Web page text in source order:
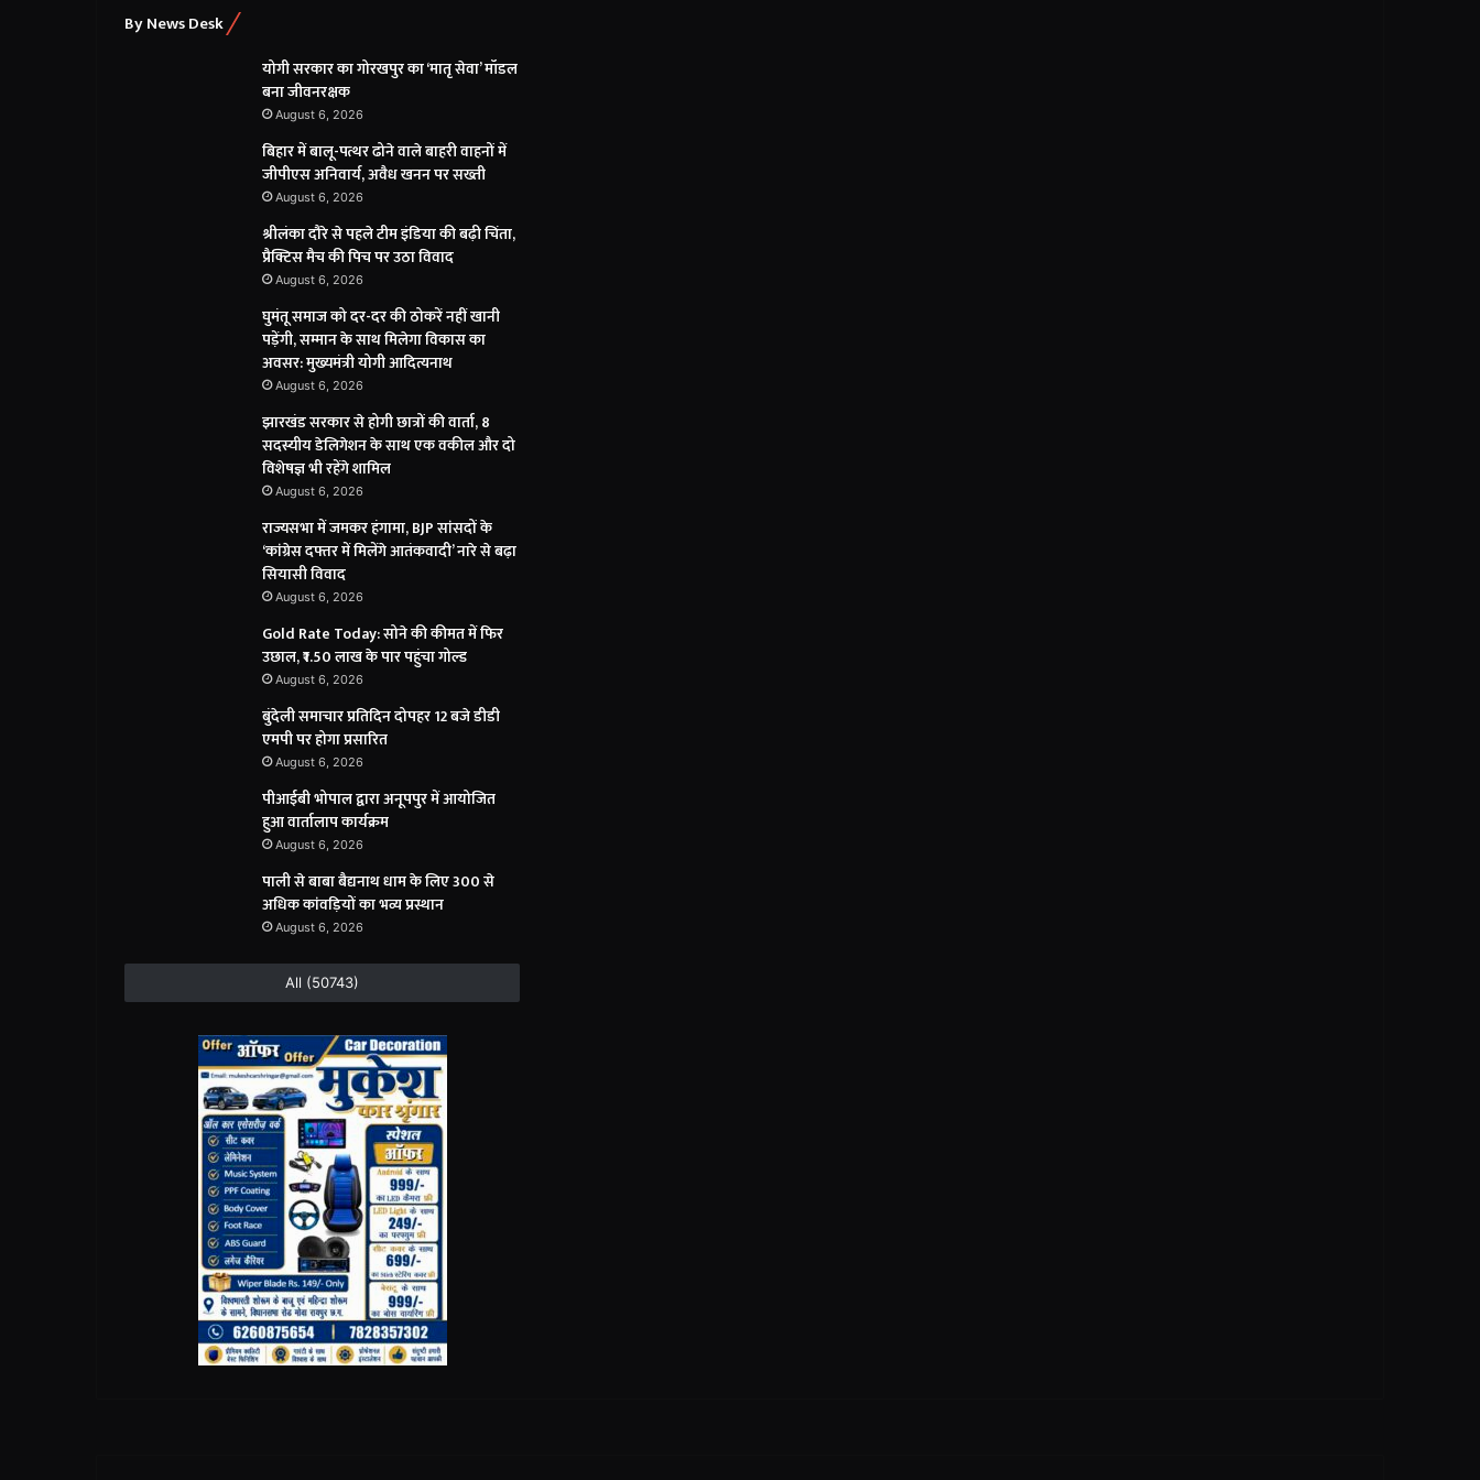
By News Desk
योगी सरकार का गोरखपुर का ‘मातृ सेवा’ मॉडल
बना जीवनरक्षक
August 6, 2026
बिहार में बालू-पत्थर ढोने वाले बाहरी वाहनों में
जीपीएस अनिवार्य, अवैध खनन पर सख्ती
August 6, 2026
श्रीलंका दौरे से पहले टीम इंडिया की बढ़ी चिंता,
प्रैक्टिस मैच की पिच पर उठा विवाद
August 6, 2026
घुमंतू समाज को दर-दर की ठोकरें नहीं खानी
पड़ेंगी, सम्मान के साथ मिलेगा विकास का
अवसर: मुख्यमंत्री योगी आदित्यनाथ
August 6, 2026
झारखंड सरकार से होगी छात्रों की वार्ता, 8
सदस्यीय डेलिगेशन के साथ एक वकील और दो
विशेषज्ञ भी रहेंगे शामिल
August 6, 2026
राज्यसभा में जमकर हंगामा, BJP सांसदों के
‘कांग्रेस दफ्तर में मिलेंगे आतंकवादी’ नारे से बढ़ा
सियासी विवाद
August 6, 2026
Gold Rate Today: सोने की कीमत में फिर
उछाल, ₹1.50 लाख के पार पहुंचा गोल्ड
August 6, 2026
बुंदेली समाचार प्रतिदिन दोपहर 12 बजे डीडी
एमपी पर होगा प्रसारित
August 6, 2026
पीआईबी भोपाल द्वारा अनूपपुर में आयोजित
हुआ वार्तालाप कार्यक्रम
August 6, 2026
पाली से बाबा बैद्यनाथ धाम के लिए 300 से
अधिक कांवड़ियों का भव्य प्रस्थान
August 6, 2026
All (50743)